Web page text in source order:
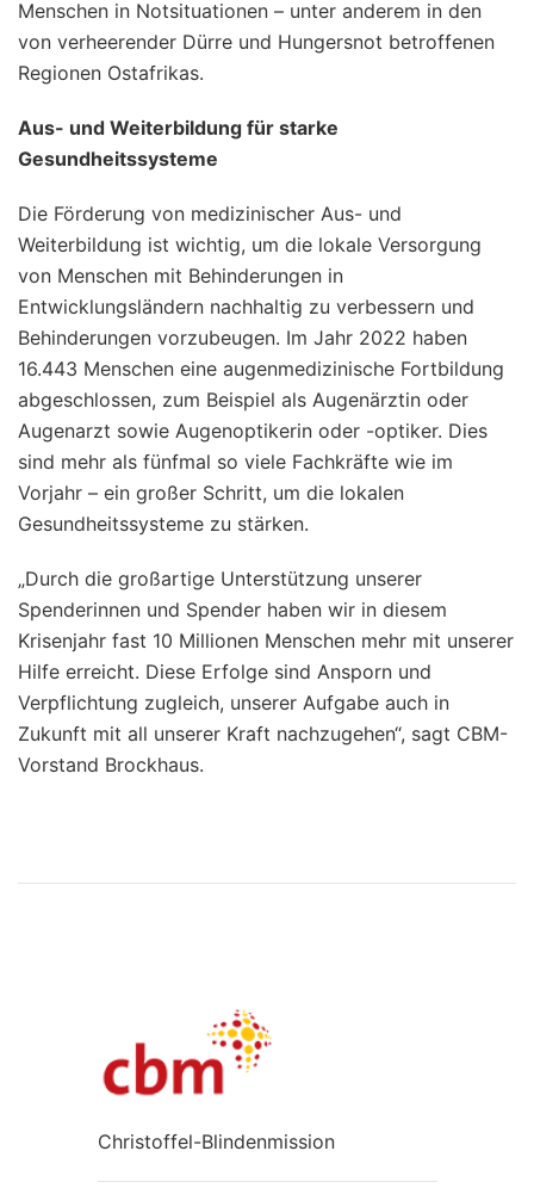
Menschen in Notsituationen – unter anderem in den
von verheerender Dürre und Hungersnot betroffenen
Regionen Ostafrikas.
Aus- und Weiterbildung für starke
Gesundheitssysteme
Die Förderung von medizinischer Aus- und
Weiterbildung ist wichtig, um die lokale Versorgung
von Menschen mit Behinderungen in
Entwicklungsländern nachhaltig zu verbessern und
Behinderungen vorzubeugen. Im Jahr 2022 haben
16.443 Menschen eine augenmedizinische Fortbildung
abgeschlossen, zum Beispiel als Augenärztin oder
Augenarzt sowie Augenoptikerin oder -optiker. Dies
sind mehr als fünfmal so viele Fachkräfte wie im
Vorjahr – ein großer Schritt, um die lokalen
Gesundheitssysteme zu stärken.
„Durch die großartige Unterstützung unserer
Spenderinnen und Spender haben wir in diesem
Krisenjahr fast 10 Millionen Menschen mehr mit unserer
Hilfe erreicht. Diese Erfolge sind Ansporn und
Verpflichtung zugleich, unserer Aufgabe auch in
Zukunft mit all unserer Kraft nachzugehen“, sagt CBM-
Vorstand Brockhaus.
Christoffel-Blindenmission